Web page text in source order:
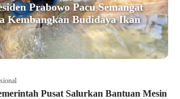
Prabowo Pacu Semangat
Kembangkan Budidaya Ikan
Pusat Salurkan Bantuan Mesin